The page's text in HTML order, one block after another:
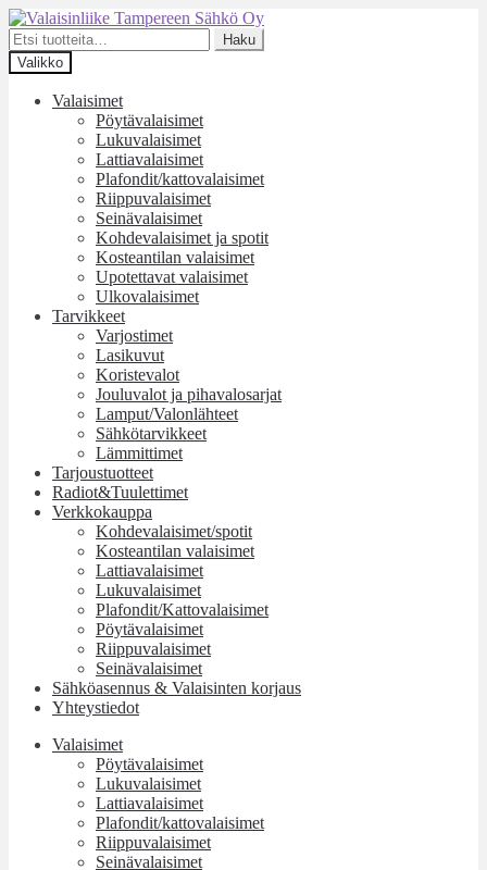
Siirry
navigointiin
Siirry
sisältöön
Etsi:
Haku
Valikko
Valaisimet
Pöytävalaisimet
Lukuvalaisimet
Lattiavalaisimet
Plafondit/kattovalaisimet
Riippuvalaisimet
Seinävalaisimet
Kohdevalaisimet ja spotit
Kosteantilan valaisimet
Upotettavat valaisimet
Ulkovalaisimet
Tarvikkeet
Varjostimet
Lasikuvut
Koristevalot
Jouluvalot ja pihavalosarjat
Lamput/Valonlähteet
Sähkötarvikkeet
Lämmittimet
Tarjoustuotteet
Radiot&Tuulettimet
Verkkokauppa
Kohdevalaisimet/spotit
Kosteantilan valaisimet
Lattiavalaisimet
Lukuvalaisimet
Plafondit/Kattovalaisimet
Pöytävalaisimet
Riippuvalaisimet
Seinävalaisimet
Sähköasennus & Valaisinten korjaus
Yhteystiedot
Valaisimet
Pöytävalaisimet
Lukuvalaisimet
Lattiavalaisimet
Plafondit/kattovalaisimet
Riippuvalaisimet
Seinävalaisimet